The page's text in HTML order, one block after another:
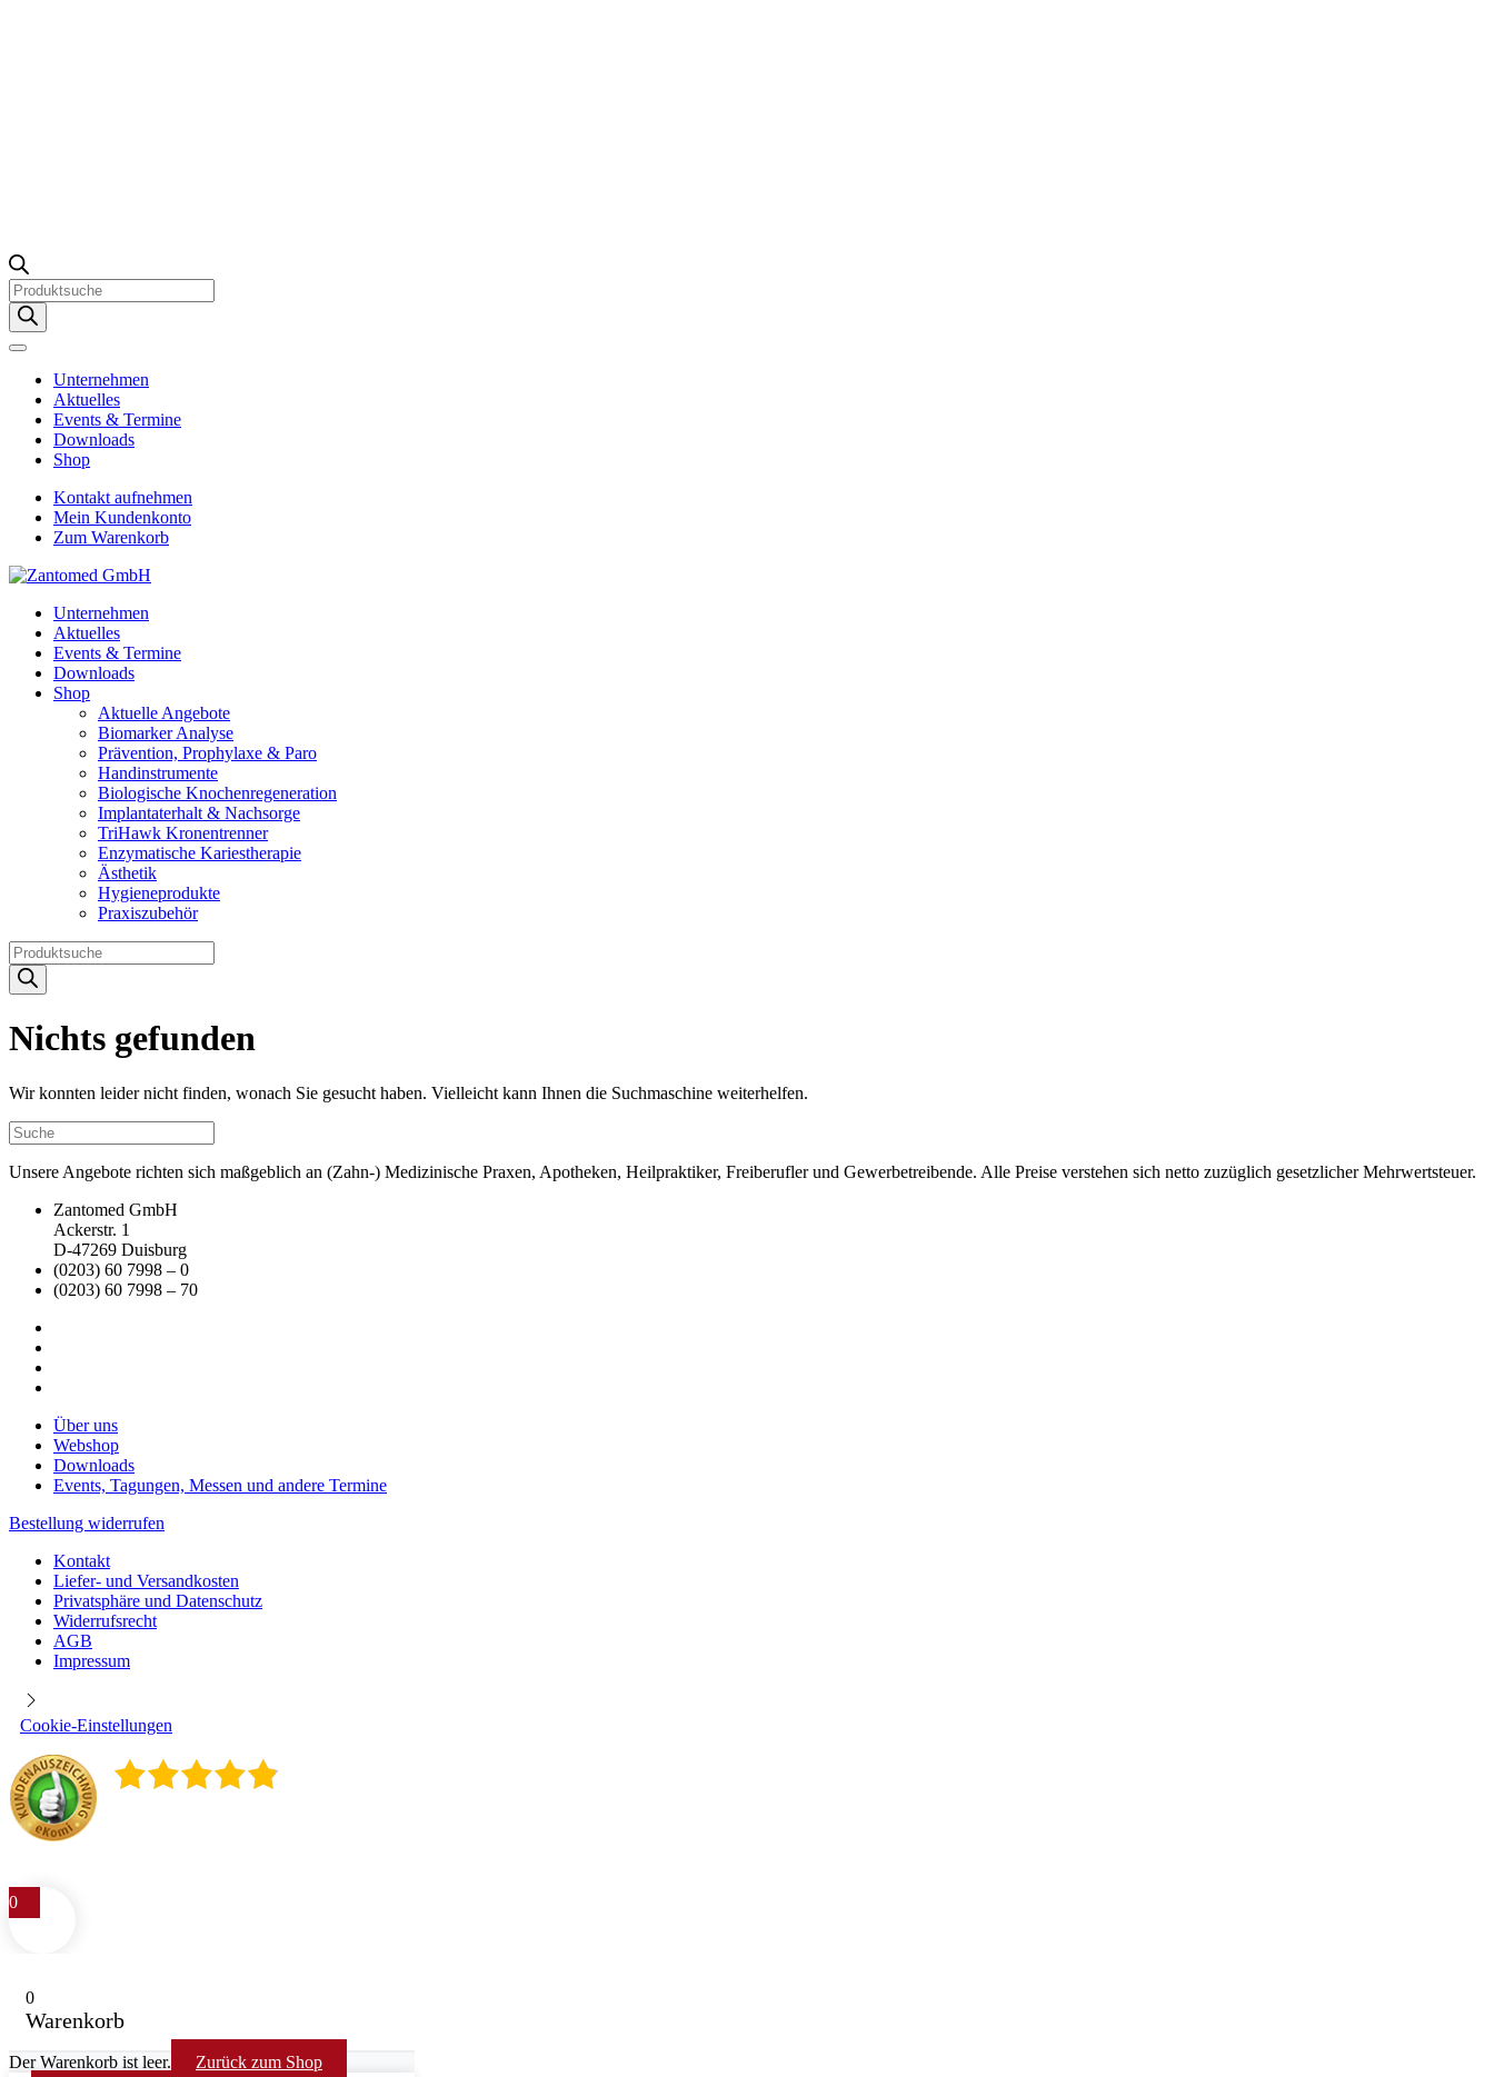
Products
search
Unternehmen
Aktuelles
Events & Termine
Downloads
Shop
Kontakt aufnehmen
Mein Kundenkonto
Zum Warenkorb
Unternehmen
Aktuelles
Events & Termine
Downloads
Shop
Aktuelle Angebote
Biomarker Analyse
Prävention, Prophylaxe & Paro
Handinstrumente
Biologische Knochenregeneration
Implantaterhalt & Nachsorge
TriHawk Kronentrenner
Enzymatische Kariestherapie
Ästhetik
Hygieneprodukte
Praxiszubehör
Products
search
Nichts gefunden
Wir konnten leider nicht finden, wonach Sie gesucht haben. Vielleicht kann Ihnen die Suchmaschine weiterhelfen.
Unsere Angebote richten sich maßgeblich an (Zahn-) Medizinische Praxen, Apotheken, Heilpraktiker, Freiberufler und Gewerbetreibende. Alle Preise verstehen sich netto zuzüglich gesetzlicher Mehrwertsteuer.
Zantomed GmbH
Ackerstr. 1
D-47269 Duisburg
(0203) 60 7998 – 0
(0203) 60 7998 – 70
Über uns
Webshop
Downloads
Events, Tagungen, Messen und andere Termine
Bestellung widerrufen
Kontakt
Liefer- und Versandkosten
Privatsphäre und Datenschutz
Widerrufsrecht
AGB
Impressum
Cookie-Einstellungen
0
0
Warenkorb
Der Warenkorb ist leer. Zurück zum Shop